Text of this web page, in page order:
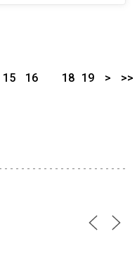
15
16
18 19 > >>